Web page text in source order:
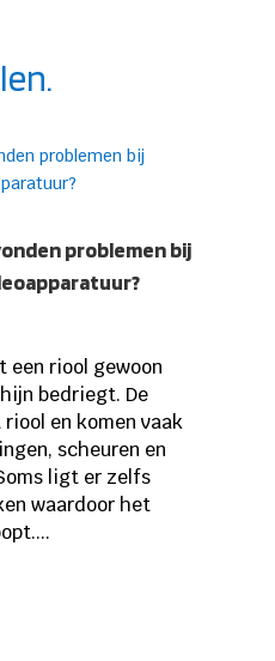
problemen bij
een riool gewoon
bedriegt. De
en komen vaak
scheuren en
ligt er zelfs
waardoor het